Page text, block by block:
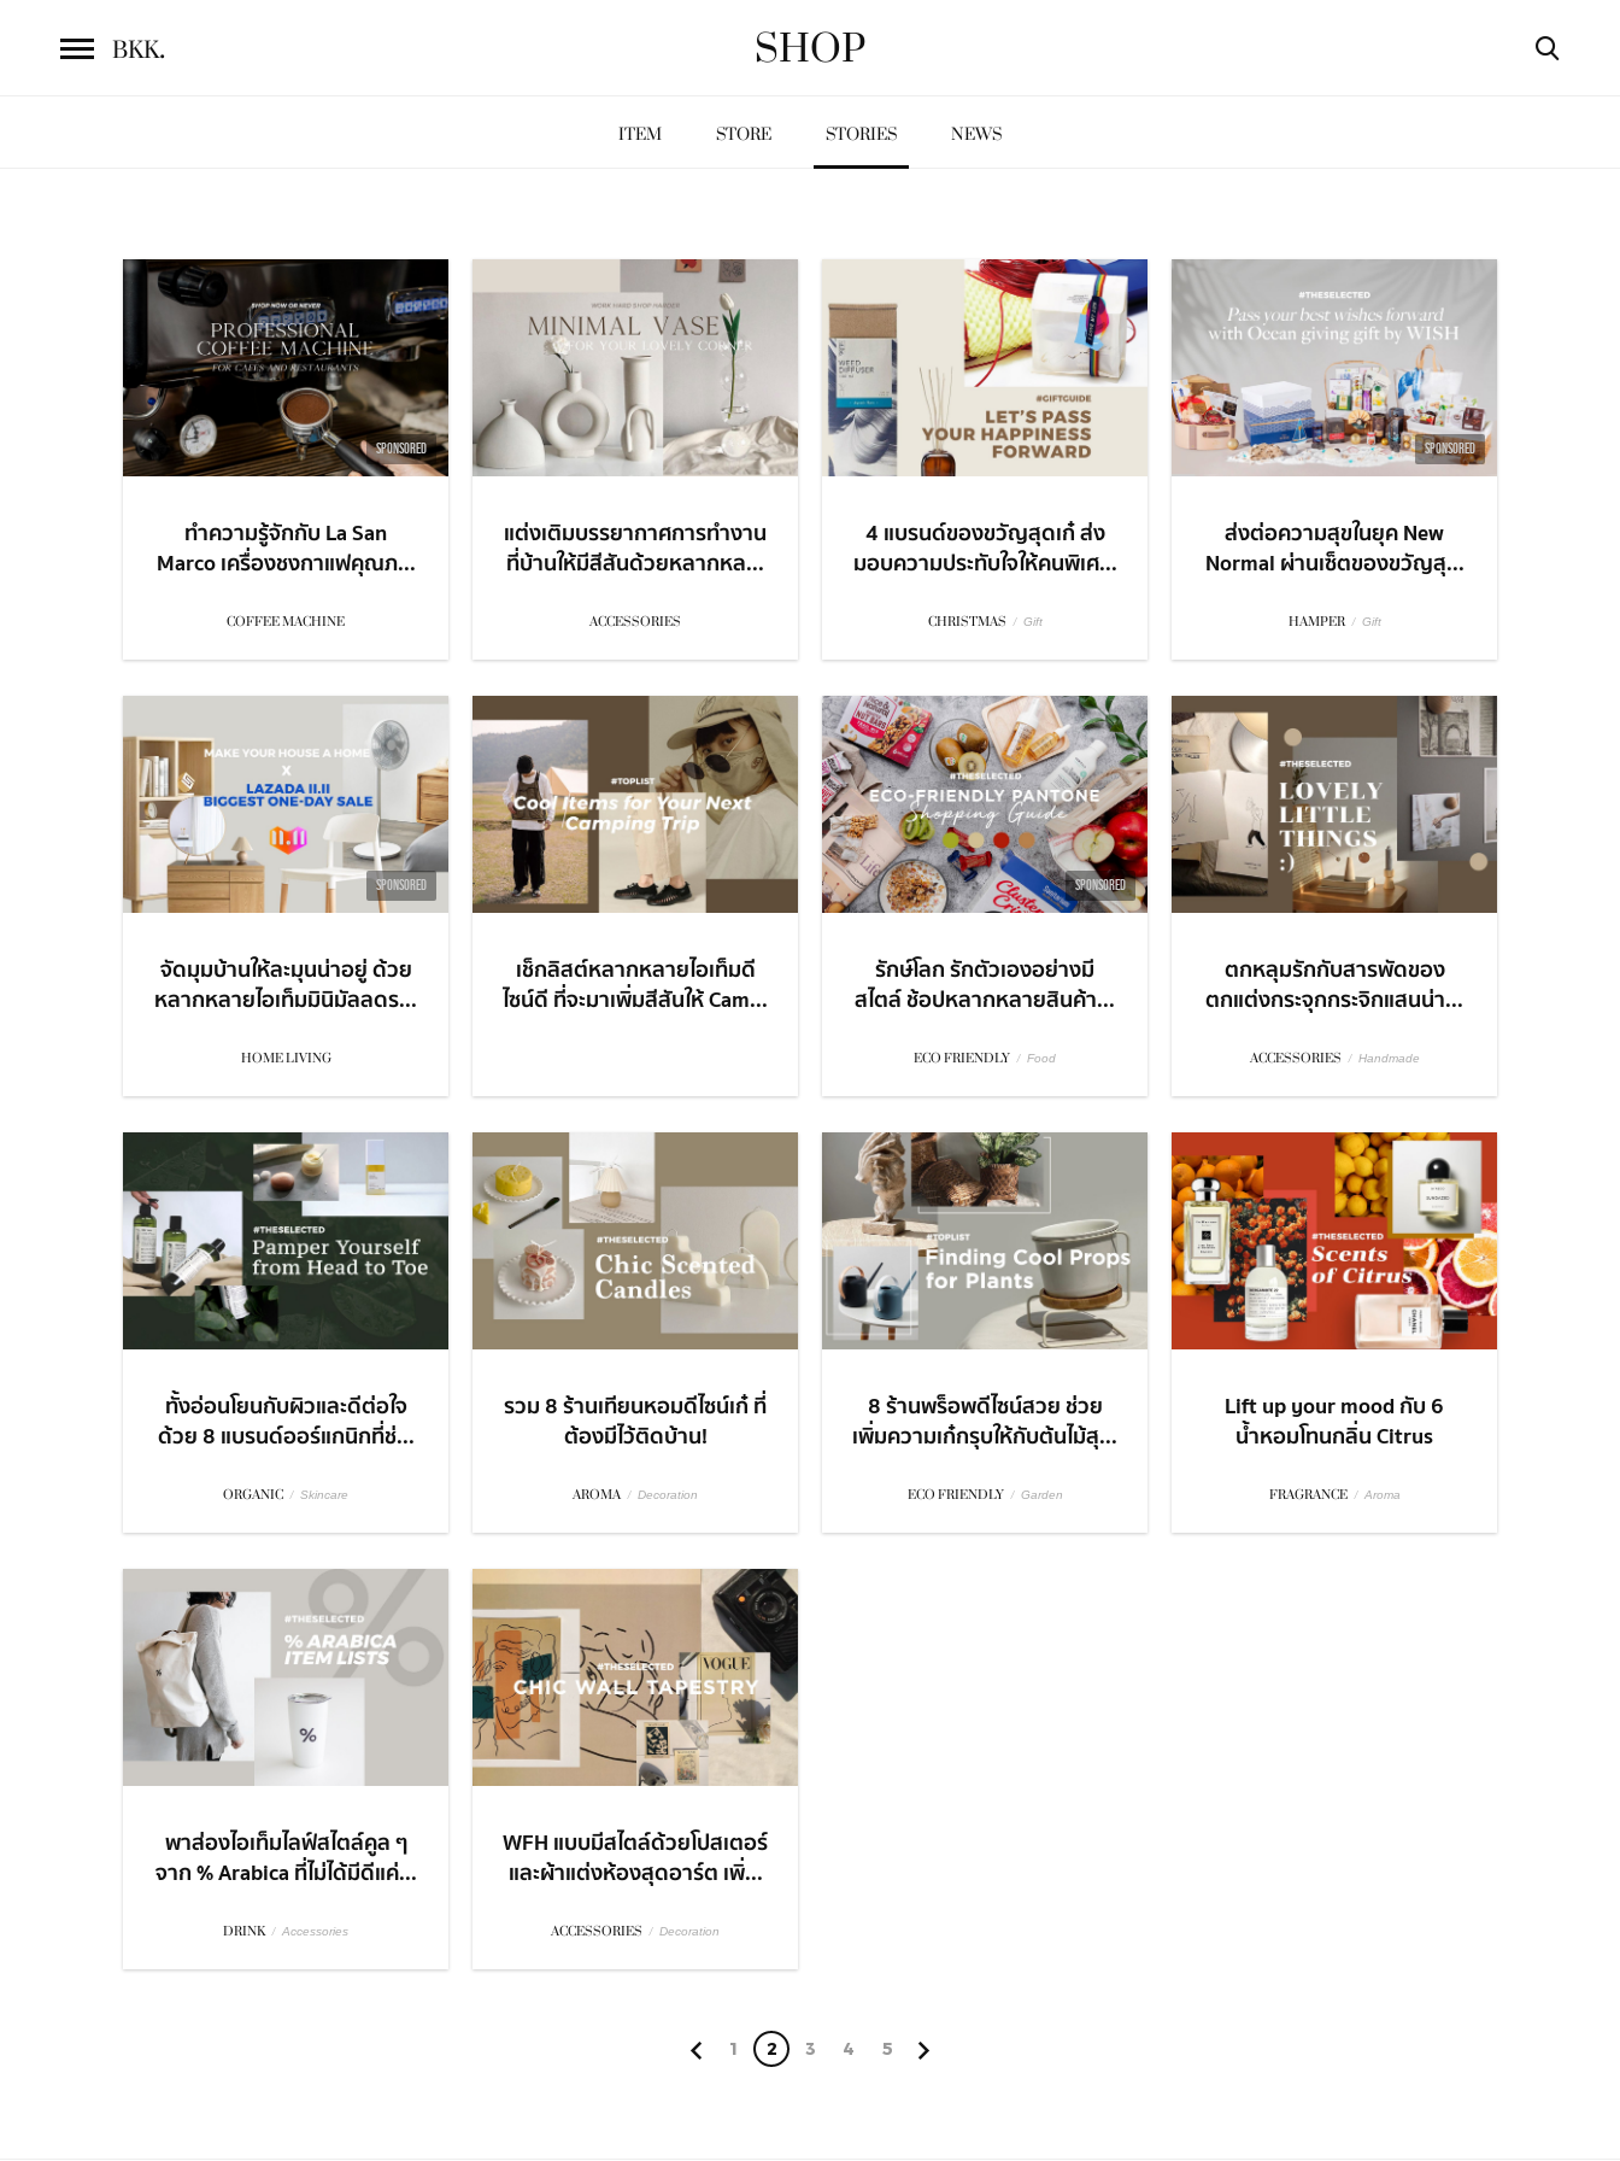
BKK. SHOP
ITEM STORE STORIES NEWS
SPONSORED
ทำความรู้จักกับ La San
Marco เครื่องชงกาแฟคุณภ...
COFFEE MACHINE
แต่งเติมบรรยากาศการทำงาน
ที่บ้านให้มีสีสันด้วยหลากหล...
ACCESSORIES
4 แบรนด์ของขวัญสุดเก๋ ส่ง
มอบความประทับใจให้คนพิเศ...
CHRISTMAS / Gift
SPONSORED
ส่งต่อความสุขในยุค New
Normal ผ่านเซ็ตของขวัญสุ...
HAMPER / Gift
SPONSORED
จัดมุมบ้านให้ละมุนน่าอยู่ ด้วย
หลากหลายไอเท็มมินิมัลลดร...
HOME LIVING
เช็กลิสต์หลากหลายไอเท็มดี
ไซน์ดี ที่จะมาเพิ่มสีสันให้ Cam...
SPONSORED
รักษ์โลก รักตัวเองอย่างมี
สไตล์ ช้อปหลากหลายสินค้า...
ECO FRIENDLY / Food
ตกหลุมรักกับสารพัดของ
ตกแต่งกระจุกกระจิกแสนน่า...
ACCESSORIES / Handmade
ทั้งอ่อนโยนกับผิวและดีต่อใจ
ด้วย 8 แบรนด์ออร์แกนิกที่ช่...
ORGANIC / Skincare
รวม 8 ร้านเทียนหอมดีไซน์เก๋ ที่
ต้องมีไว้ติดบ้าน!
AROMA / Decoration
8 ร้านพร็อพดีไซน์สวย ช่วย
เพิ่มความเก๋กรุบให้กับต้นไม้สุ...
ECO FRIENDLY / Garden
Lift up your mood กับ 6
น้ำหอมโทนกลิ่น Citrus
FRAGRANCE / Aroma
พาส่องไอเท็มไลฟ์สไตล์คูล ๆ
จาก % Arabica ที่ไม่ได้มีดีแค่...
DRINK / Accessories
WFH แบบมีสไตล์ด้วยโปสเตอร์
และผ้าแต่งห้องสุดอาร์ต เพิ่...
ACCESSORIES / Decoration
1 2 3 4 5